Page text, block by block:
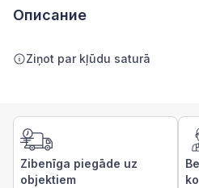
Описание
Ziņot par kļūdu saturā
Zibenīga piegāde uz
objektiem